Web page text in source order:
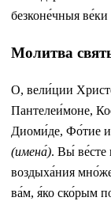
безконе́чныя
Молитва
О, вели́ции
Пантелеи́моне,
Диоми́де, Фо́тие
(имена́). Вы́ ве́сте
воздыха́ния
ва́м, я́ко ско́рым